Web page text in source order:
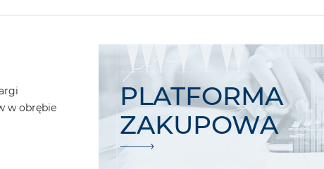
w obrębie
PLATFORMA
ZAKUPOWA